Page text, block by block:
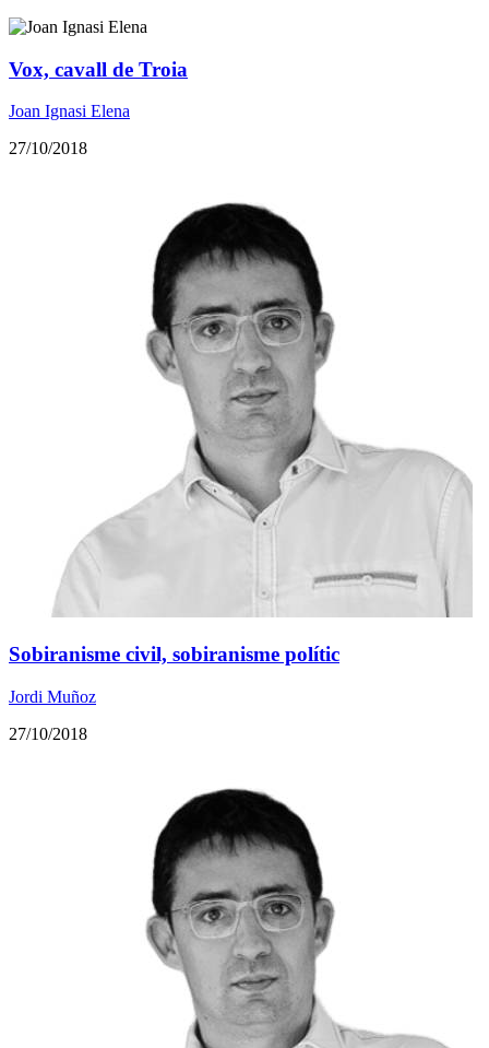
Vox, cavall de Troia
Joan Ignasi Elena
27/10/2018
Sobiranisme civil, sobiranisme polític
Jordi Muñoz
27/10/2018